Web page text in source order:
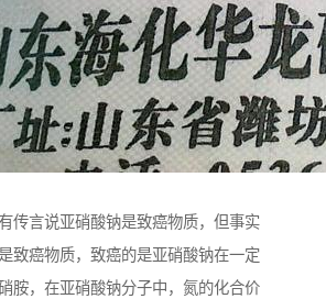
传言说亚硝酸钠是致癌物质，但事实
致癌物质，致癌的是亚硝酸钠在一定
胺，在亚硝酸钠分子中，氮的化合价